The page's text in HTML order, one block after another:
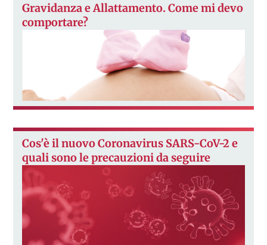
Gravidanza e Allattamento. Come mi devo
comportare?
Cos'è il nuovo Coronavirus SARS-CoV-2 e
quali sono le precauzioni da seguire